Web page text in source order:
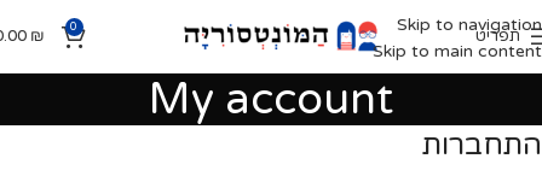
Skip to navigation
Skip to main content
תפריט 0
₪
My account
התחברות